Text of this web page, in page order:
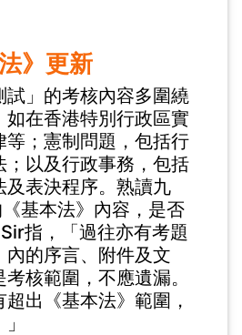
》更新
」的考核內容多圍繞
如在香港特別行政區實
等；憲制問題，包括行
；以及行政事務，包括
及表決程序。熟讀九
基本法》內容，是否
指，「過往亦有考題
內的序言、附件及文
核範圍，不應遺漏。
出《基本法》範圍，